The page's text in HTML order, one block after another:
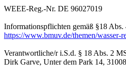
WEEE-Reg.-Nr. DE 96027019
Informationspflichten gemäß §18 Abs.
https://www.bmuv.de/themen/wasser-
Verantwortliche/r i.S.d. § 18 Abs. 2
Dirk Garve, Unter dem Park 14,